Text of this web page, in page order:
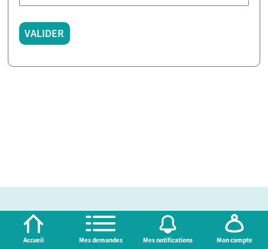
Accueil Mes demandes Mes notifications Mon compte
VALIDER